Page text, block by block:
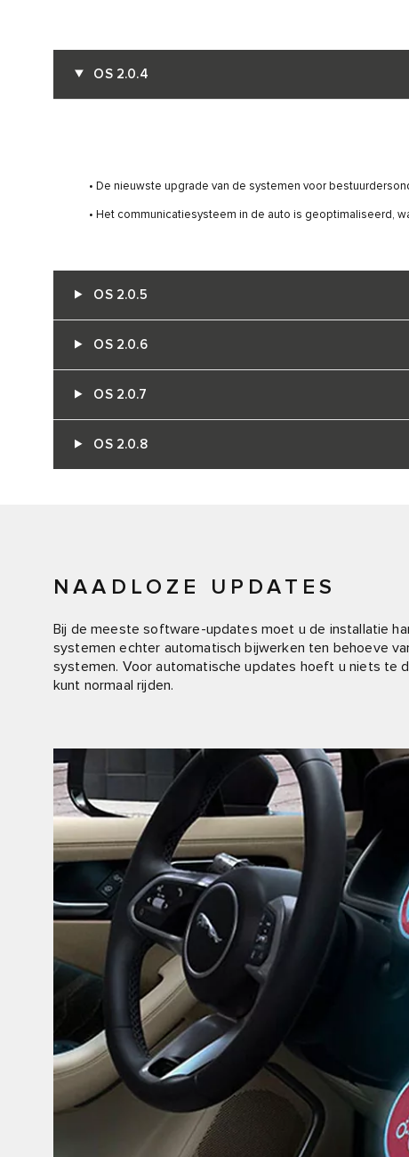
OS 2.0.4
• De nieuwste upgrade van de systemen voor
• Het communicatiesysteem in de auto is geoptimaliseerd,
OS 2.0.5
OS 2.0.6
OS 2.0.7
OS 2.0.8
NAADLOZE UPDATES
Bij de meeste software-updates moet u de installatie
systemen echter automatisch bijwerken ten behoeve
systemen. Voor automatische updates hoeft u niets te
kunt normaal rijden.